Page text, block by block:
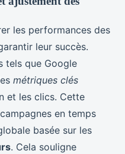
les performances des
leur succès.
tels que Google
métriques clés
et les clics. Cette
en temps
basée sur les
. Cela souligne